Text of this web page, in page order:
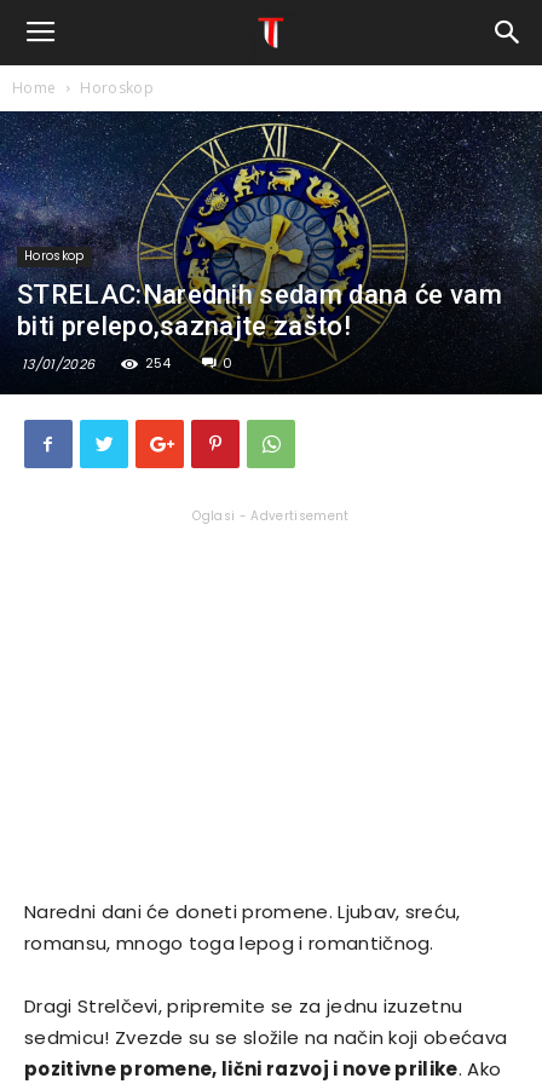
Home Horoskop
Horoskop
STRELAC:Narednih sedam dana će vam
biti prelepo,saznajte zašto!
13/01/2026 254 0
Oglasi - Advertisement
Naredni dani će doneti promene. Ljubav, sreću,
romansu, mnogo toga lepog i romantičnog.
Dragi Strelčevi, pripremite se za jednu izuzetnu
sedmicu! Zvezde su se složile na način koji obećava
pozitivne promene, lični razvoj i nove prilike. Ako